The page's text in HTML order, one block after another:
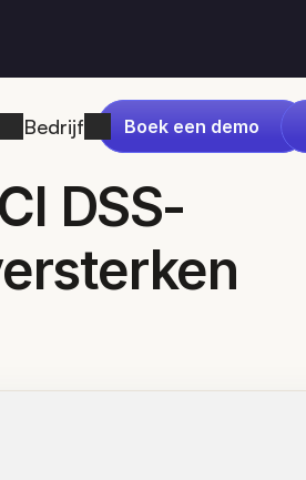
Bedrijf Boek een demo
DSS-